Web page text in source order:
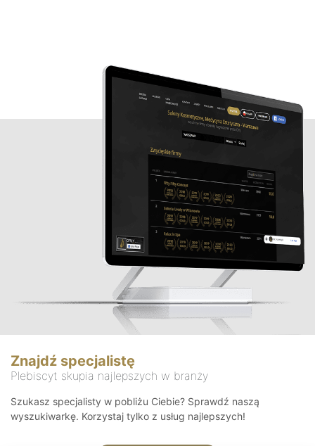
Znajdź specjalistę
Plebiscyt skupia najlepszych w branży
Szukasz specjalisty w pobliżu Ciebie? Sprawdź naszą
wyszukiwarkę. Korzystaj tylko z usług najlepszych!